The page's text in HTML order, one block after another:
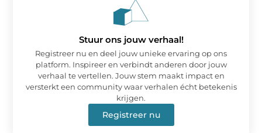
Stuur ons jouw verhaal!
Registreer nu en deel jouw unieke ervaring op ons
platform. Inspireer en verbindt anderen door jouw
verhaal te vertellen. Jouw stem maakt impact en
versterkt een community waar verhalen écht betekenis
krijgen.
Registreer nu